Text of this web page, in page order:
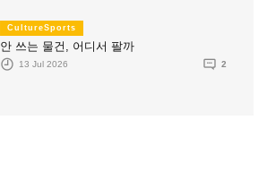
CultureSports
안 쓰는 물건, 어디서 팔까
13 Jul 2026 2